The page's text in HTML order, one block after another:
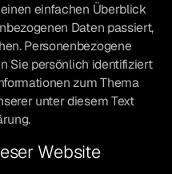
einfachen Überblick
Daten passiert,
Personenbezogene
Sie persönlich identifiziert
zum Thema
unter diesem Text
Website